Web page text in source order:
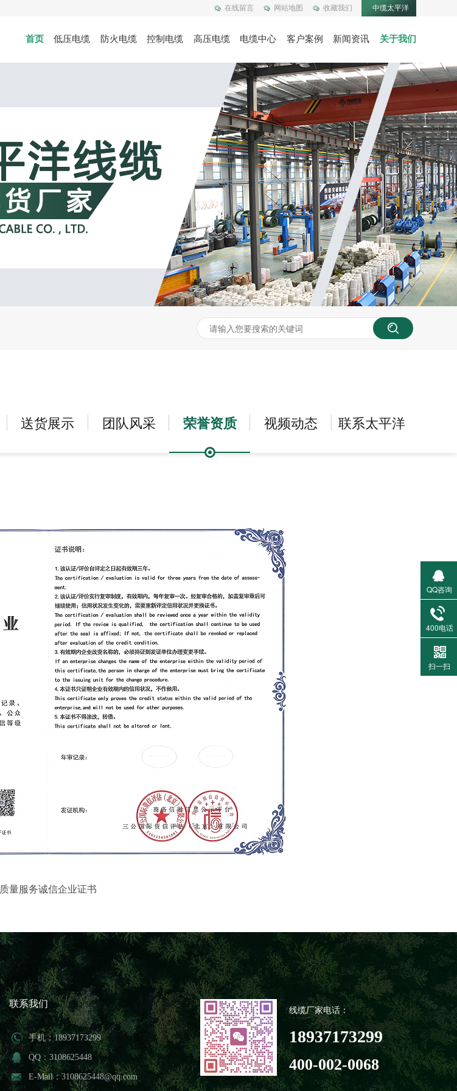
在线留言 网站地图 收藏我们 中缆太平洋
首页 低压电缆 防火电缆 控制电缆 高压电缆 电缆中心 客户案例 新闻资讯 关于我们
送货展示 团队风采 荣誉资质 视频动态 联系太平洋
质量服务诚信企业证书
联系我们
手机：18937173299
QQ：3108625448
E-Mail：3108625448@qq.com
线缆厂家电话：
18937173299
400-002-0068
QQ咨询
400电话
扫一扫